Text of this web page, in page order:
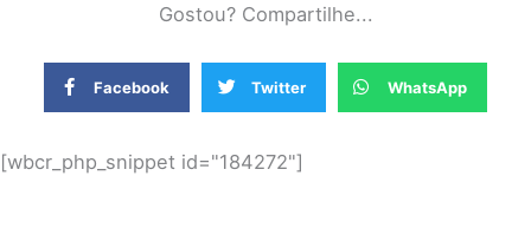
Gostou? Compartilhe...
Facebook Twitter WhatsApp
[wbcr_php_snippet id="184272"]